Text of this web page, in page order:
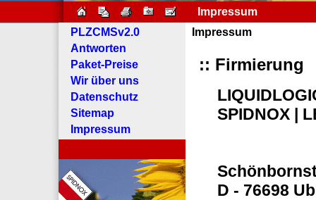
Impressum
PLZCMSv2.0
Antworten
Paket-Preise
Wir über uns
Datenschutz
Sitemap
Impressum
Impressum
:: Firmierung
SPIDNOX |
D - 76698